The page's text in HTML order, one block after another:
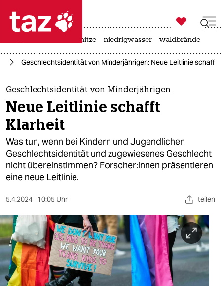
 taz zahl ich
taz zahl ich
themen
politik
öko
gesellschaft
kultur
sport
berlin
nord
wahrheit

taz zahl ich
hitze niedrigwasser waldbrände
Geschlechtsidentität von Minderjährigen: Neue Leitlinie schafft
Geschlechtsidentität von Minderjährigen
Neue Leitlinie schafft
Klarheit
Was tun, wenn bei Kindern und Jugendlichen
Geschlechtsidentität und zugewiesenes Geschlecht
nicht übereinstimmen? For­sche­r:in­nen präsentieren
eine neue Leitlinie.
5.4.2024 10:05 Uhr teilen